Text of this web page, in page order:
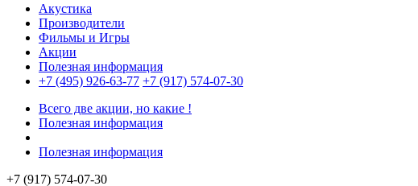
Акустика
Производители
Фильмы и Игры
Акции
Полезная информация
+7 (495) 926-63-77 +7 (917) 574-07-30
Всего две акции, но какие !
Полезная информация
Полезная информация
+7 (917) 574-07-30